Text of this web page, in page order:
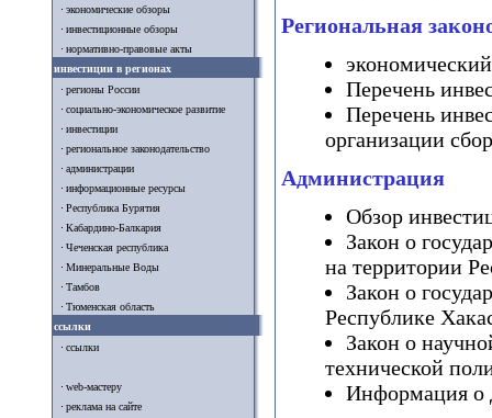
экономические обзоры
инвестиционные обзоры
нормативно-правовые акты
инвестиции в регионах
регионы России
социально-экономическое развитие
инвестиции
региональное законодательство
администрации
информационные ресурсы
Республика Бурятия
Кабардино-Балкария
Чеченская республика
Минеральные Воды
Тамбов
Тюменская область
ссылки
ссылки
web-мастеру
реклама на сайте
Региональная
Перечень
Перечень
организации
Администрация
Обзор
Закон о
на территории
Закон о
Республике
Закон о
технической
Информация о